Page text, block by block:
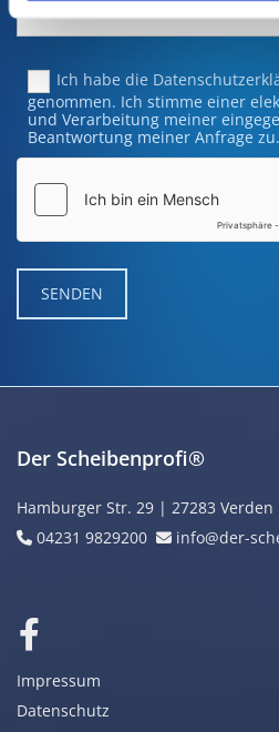
Ich habe die
genommen. Ich stimme einer
und Verarbeitung meiner
Beantwortung meiner Anfrage
Der Scheibenprofi®
Hamburger Str. 29 | 27283 Verden
 04231 9829200  info@der-
Impressum
Datenschutz